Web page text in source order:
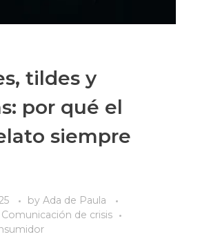
tildes y
por qué el
siempre
by Ada de Paula
Comunicación de crisis